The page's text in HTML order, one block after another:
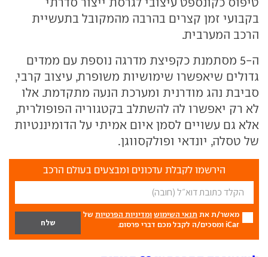
בקבועי זמן קצרים בהרבה מהמקובל בתעשיית
הרכב המערבית.
ה-5 מסתמנת כקפיצת מדרגה נוספת עם ממדים
גדולים שיאפשרו שימושיות משופרת, עיצוב קרבי,
סביבת נהג מודרנית ומערכת הנעה מתקדמת. אלו
לא רק יאפשרו לה להשתלב בקטגוריה הפופולרית,
אלא גם עשויים לסמן איום אמיתי על הדומיננטיות
של טסלה, יונדאי ופולקסווגן.
הירשמו לקבלת עדכונים ומבצעים בעולם הרכב
מאשר/ת את תנאי השימוש ומדיניות הפרטיות של
iCar ומסכים/ה לקבל מכם דברי פרסום.